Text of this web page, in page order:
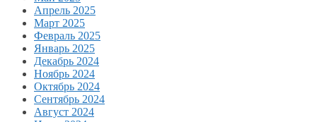
Апрель 2025
Март 2025
Февраль 2025
Январь 2025
Декабрь 2024
Ноябрь 2024
Октябрь 2024
Сентябрь 2024
Август 2024